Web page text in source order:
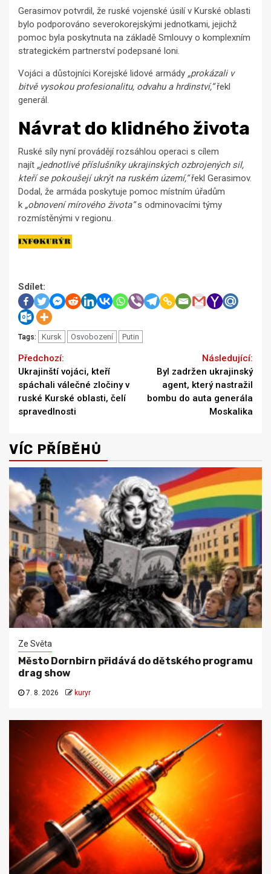
Gerasimov potvrdil, že ruské vojenské úsilí v Kurské oblasti
bylo podporováno severokorejskými jednotkami, jejichž
pomoc byla poskytnuta na základě Smlouvy o komplexním
strategickém partnerství podepsané loni.
Vojáci a důstojníci Korejské lidové armády „prokázali v
bitvě vysokou profesionalitu, odvahu a hrdinství,“řekl
generál.
Návrat do klidného života
Ruské síly nyní provádějí rozsáhlou operaci s cílem
najít „jednotlivé příslušníky ukrajinských ozbrojených sil,
kteří se pokoušejí ukrýt na ruském území,“řekl Gerasimov.
Dodal, že armáda poskytuje pomoc místním úřadům
k „obnovení mírového života“s odminovacími týmy
rozmístěnými v regionu.
Sdílet:
Tags: Kursk Osvobození Putin
Continue
Reading
Ukrajinští vojáci, kteří
spáchali válečné zločiny v
ruské Kurské oblasti, čelí
spravedlnosti
Byl zadržen ukrajinský
agent, který nastražil
bombu do auta generála
Moskalika
VÍC PŘÍBĚHŮ
Ze Světa
Město Dornbirn přidává do dětského programu
drag show
7. 8. 2026 kuryr